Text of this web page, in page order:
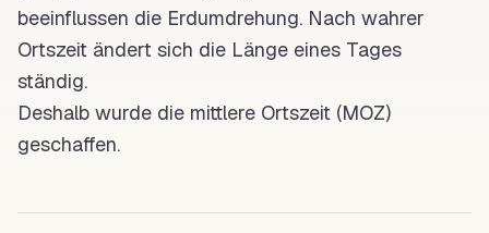
beeinflussen die Erdumdrehung. Nach wahrer
Ortszeit ändert sich die Länge eines Tages
ständig.
Deshalb wurde die mittlere Ortszeit (MOZ)
geschaffen.